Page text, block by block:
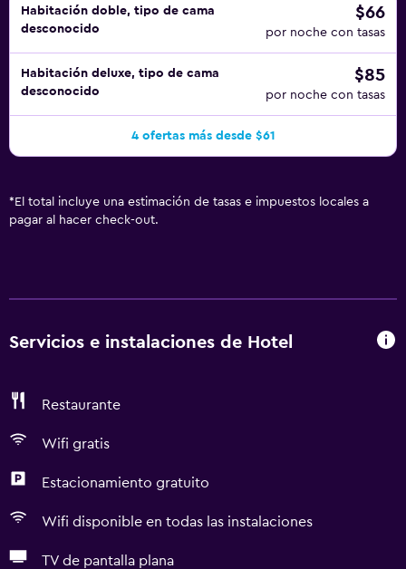
Habitación doble, tipo de cama
desconocido
$66
por noche con tasas
Habitación deluxe, tipo de cama
desconocido
$85
por noche con tasas
4 ofertas más desde $61
* El total incluye una estimación de tasas e impuestos locales a
pagar al hacer check-out.
Servicios e instalaciones de Hotel
Restaurante
Wifi gratis
Estacionamiento gratuito
Wifi disponible en todas las instalaciones
TV de pantalla plana